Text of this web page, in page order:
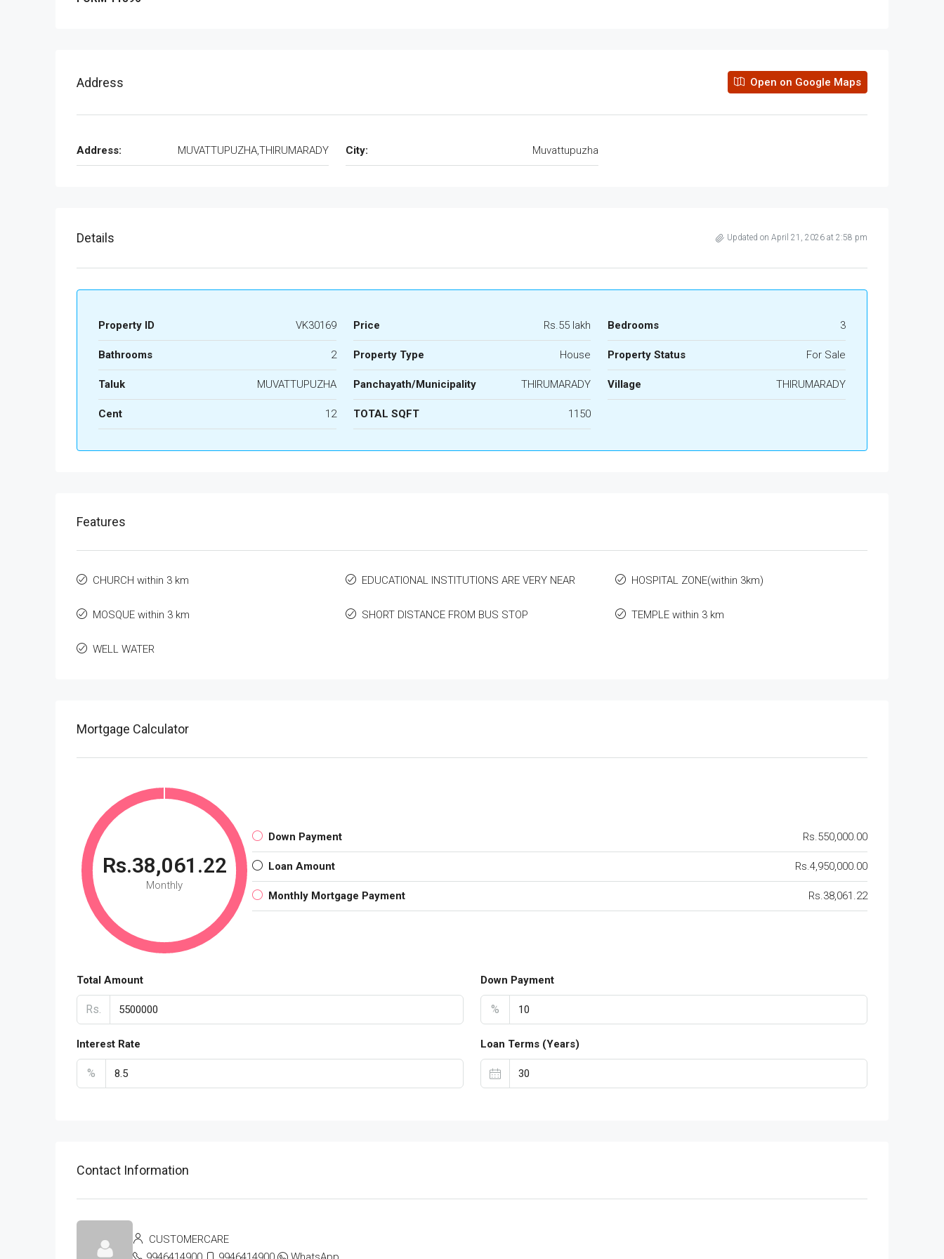
Address Open on Google Maps
Address: MUVATTUPUZHA,THIRUMARADY City: Muvattupuzha
Details Updated on April 21, 2026 at 2:58 pm
Property ID VK30169 Price Rs.55 lakh Bedrooms 3
Bathrooms 2 Property Type House Property Status For Sale
Taluk MUVATTUPUZHA Panchayath/Municipality THIRUMARADY Village THIRUMARADY
Cent 12 TOTAL SQFT 1150
Features
CHURCH within 3 km EDUCATIONAL INSTITUTIONS ARE VERY NEAR HOSPITAL ZONE(within 3km)
MOSQUE within 3 km SHORT DISTANCE FROM BUS STOP TEMPLE within 3 km
WELL WATER
Mortgage Calculator
Rs.38,061.22
Monthly
Down Payment Rs.550,000.00
Loan Amount Rs.4,950,000.00
Monthly Mortgage Payment Rs.38,061.22
Total Amount
Rs.
Down Payment
%
Interest Rate
%
Loan Terms (Years)
Contact Information
CUSTOMERCARE